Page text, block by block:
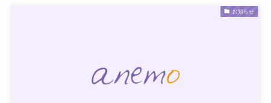
お知らせ